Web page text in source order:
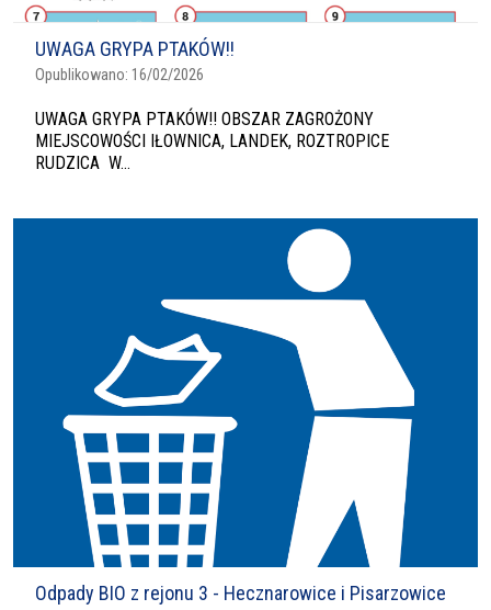
UWAGA GRYPA PTAKÓW!!
Opublikowano: 16/02/2026
UWAGA GRYPA PTAKÓW!! OBSZAR ZAGROŻONY
MIEJSCOWOŚCI IŁOWNICA, LANDEK, ROZTROPICE
RUDZICA W...
Odpady BIO z rejonu 3 - Hecznarowice i Pisarzowice